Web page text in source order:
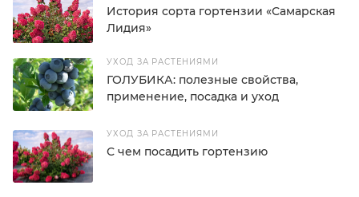
История сорта гортензии «Самарская
Лидия»
УХОД ЗА РАСТЕНИЯМИ
ГОЛУБИКА: полезные свойства,
применение, посадка и уход
УХОД ЗА РАСТЕНИЯМИ
С чем посадить гортензию